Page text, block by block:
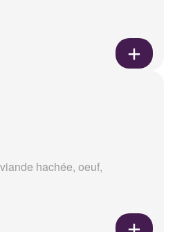
hachée, oeuf,